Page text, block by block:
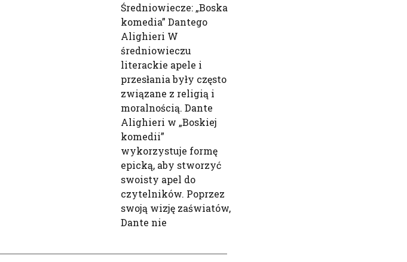
Średniowiecze: „Boska
komedia” Dantego
Alighieri W
średniowieczu
literackie apele i
przesłania były często
związane z religią i
moralnością. Dante
Alighieri w „Boskiej
komedii”
wykorzystuje formę
epicką, aby stworzyć
swoisty apel do
czytelników. Poprzez
swoją wizję zaświatów,
Dante nie